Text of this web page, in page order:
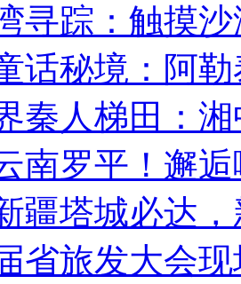
寻踪：触摸
话秘境：阿
秦人梯田：
南罗平！邂
疆塔城必达
省旅发大会